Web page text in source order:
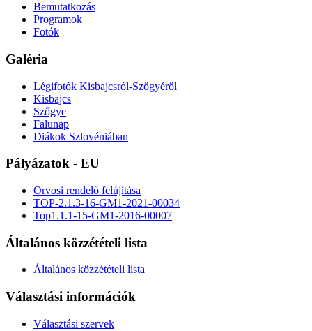
Bemutatkozás
Programok
Fotók
Galéria
Légifotók Kisbajcsról-Szőgyéről
Kisbajcs
Szőgye
Falunap
Diákok Szlovéniában
Pályázatok - EU
Orvosi rendelő felújítása
TOP-2.1.3-16-GM1-2021-00034
Top1.1.1-15-GM1-2016-00007
Általános közzétételi lista
Általános közzétételi lista
Választási információk
Választási szervek